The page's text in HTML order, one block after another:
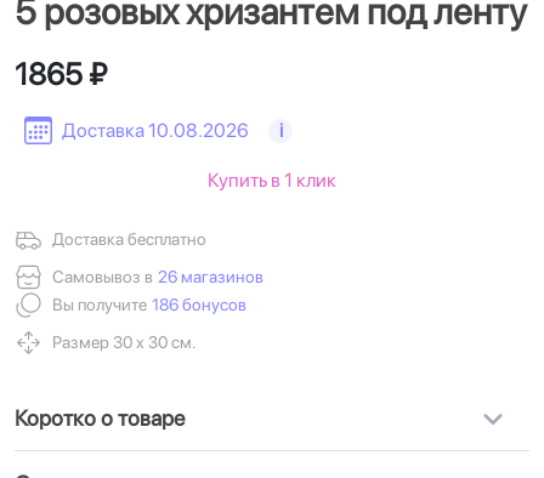
5 розовых хризантем под ленту
Доставка 10.08.2026 i
1865 ₽
Доставка бесплатно
Самовывоз в 26 магазинов
Вы получите 186 бонусов
Размер 30 х 30 см.
Купить в 1 клик
Коротко о товаре